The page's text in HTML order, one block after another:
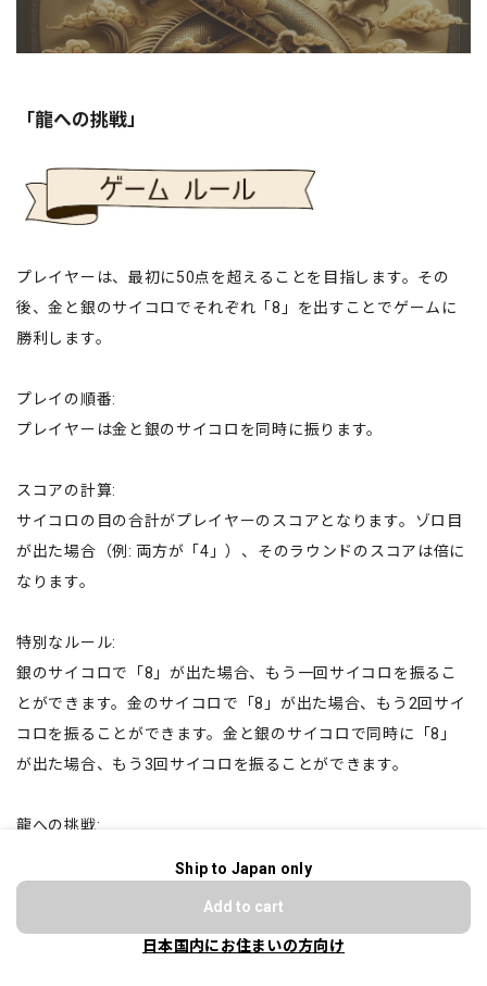
「龍への挑戦」
プレイヤーは、最初に50点を超えることを目指します。その
後、金と銀のサイコロでそれぞれ「8」を出すことでゲームに
勝利します。
プレイの順番:
プレイヤーは金と銀のサイコロを同時に振ります。
スコアの計算:
サイコロの目の合計がプレイヤーのスコアとなります。ゾロ目
が出た場合（例: 両方が「4」）、そのラウンドのスコアは倍に
なります。
特別なルール:
銀のサイコロで「8」が出た場合、もう一回サイコロを振るこ
とができます。金のサイコロで「8」が出た場合、もう2回サイ
コロを振ることができます。金と銀のサイコロで同時に「8」
が出た場合、もう3回サイコロを振ることができます。
龍への挑戦:
イコロでそれぞれ「8」を出すことを目指します。このステー
ジではスコアは影響しません。どちらのサイコロでも「8」を
出すことができれば、そのプレイヤーが勝利となります。
Ship to Japan only
Add to cart
日本国内にお住まいの方向け
ショップに質問する